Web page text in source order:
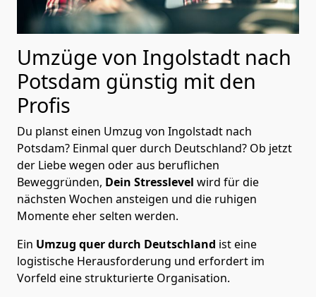
Umzüge von Ingolstadt nach
Potsdam günstig mit den
Profis
Du planst einen Umzug von Ingolstadt nach
Potsdam? Einmal quer durch Deutschland? Ob jetzt
der Liebe wegen oder aus beruflichen
Beweggründen, Dein Stresslevel wird für die
nächsten Wochen ansteigen und die ruhigen
Momente eher selten werden.
Ein Umzug quer durch Deutschland ist eine
logistische Herausforderung und erfordert im
Vorfeld eine strukturierte Organisation.